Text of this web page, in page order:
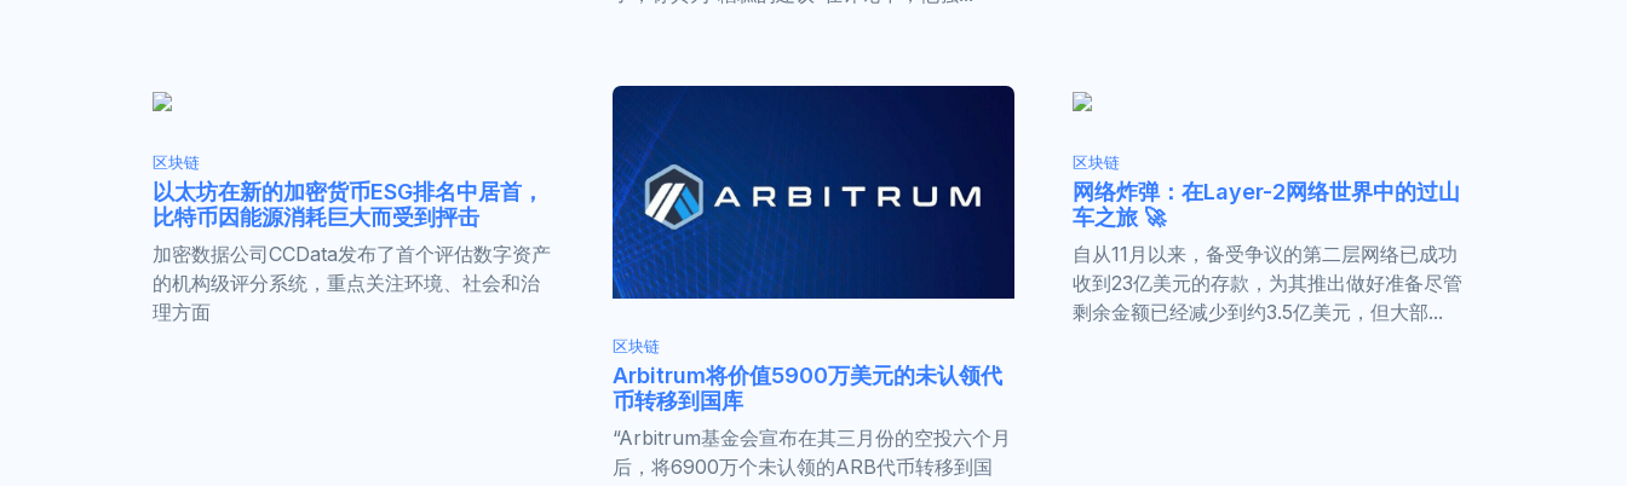
区块链
以太坊在新的加密货币ESG排名中居首，
比特币因能源消耗巨大而受到抨击
加密数据公司CCData发布了首个评估数字资产
的机构级评分系统，重点关注环境、社会和治
理方面
区块链
Arbitrum将价值5900万美元的未认领代
币转移到国库
“Arbitrum基金会宣布在其三月份的空投六个月
后，将6900万个未认领的ARB代币转移到国
区块链
网络炸弹：在Layer-2网络世界中的过山
车之旅 🚀
自从11月以来，备受争议的第二层网络已成功
收到23亿美元的存款，为其推出做好准备尽管
剩余金额已经减少到约3.5亿美元，但大部...